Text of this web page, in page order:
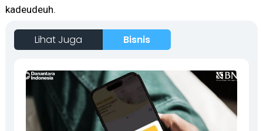
kadeudeuh.
Lihat Juga Bisnis